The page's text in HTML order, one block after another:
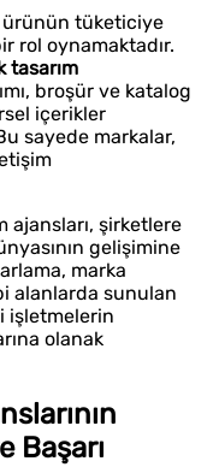
ürünün tüketiciye
rol oynamaktadır.
tasarım
broşür ve katalog
içerikler
sayede markalar,
ajansları, şirketlere
gelişimine
marka
alanlarda sunulan
işletmelerin
olanak
Başarı